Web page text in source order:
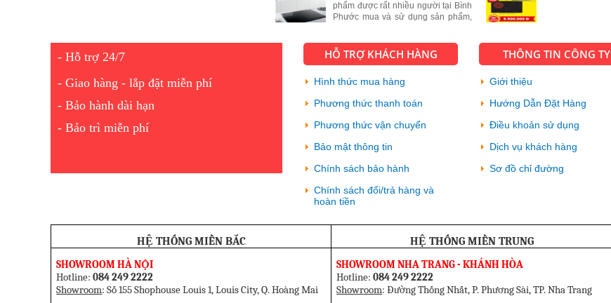
phẩm được rất nhiều người tại Bình
Phước mua và sử dụng sản phẩm,
- Hỗ trợ 24/7
- Giao hàng - lắp đặt miễn phí
- Bảo hành dài hạn
- Bảo trì miễn phí
HỖ TRỢ KHÁCH HÀNG
Hình thức mua hàng
Phương thức thanh toán
Phương thức vận chuyển
Bảo mật thông tin
Chính sách bảo hành
Chính sách đổi/trả hàng và
hoàn tiền
THÔNG TIN CÔNG TY
Giới thiệu
Hướng Dẫn Đặt Hàng
Điều khoản sử dụng
Dịch vụ khách hàng
Sơ đồ chỉ đường
HỆ THỐNG MIỀN BẮC HỆ THỐNG MIỀN TRUNG
SHOWROOM HÀ NỘI
Hotline:084 249 2222
Showroom: Số 155 Shophouse Louis 1, Louis City, Q. Hoàng Mai
SHOWROOM NHA TRANG - KHÁNH HÒA
Hotline:084 249 2222
Showroom: Đường Thống Nhất, P. Phương Sài, TP. Nha Trang